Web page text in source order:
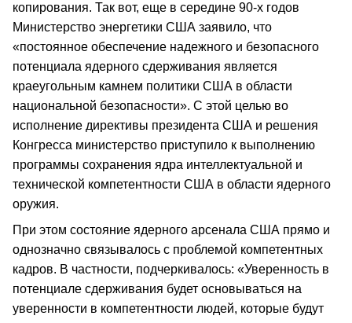
копирования. Так вот, еще в середине 90-х годов
Министерство энергетики США заявило, что
«постоянное обеспечение надежного и безопасного
потенциала ядерного сдерживания является
краеугольным камнем политики США в области
национальной безопасности». С этой целью во
исполнение директивы президента США и решения
Конгресса министерство приступило к выполнению
программы сохранения ядра интеллектуальной и
технической компетентности США в области ядерного
оружия.
При этом состояние ядерного арсенала США прямо и
однозначно связывалось с проблемой компетентных
кадров. В частности, подчеркивалось: «Уверенность в
потенциале сдерживания будет основываться на
уверенности в компетентности людей, которые будут